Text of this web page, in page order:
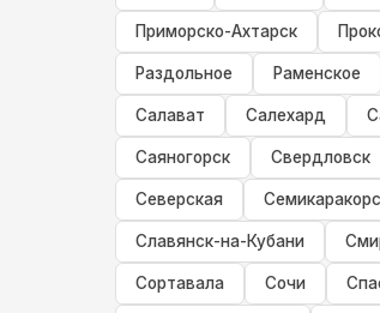
Приморско-Ахтарск
Раздольное Раменское
Салават Салехард
Саяногорск Свердловск
Северская
Славянск-на-Кубани
Сортавала Сочи